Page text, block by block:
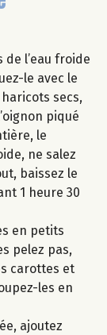
l’eau froide
le avec le
secs,
piqué
le
ne salez
baissez le
1 heure 30
en petits
pelez pas,
carottes et
les en
ajoutez